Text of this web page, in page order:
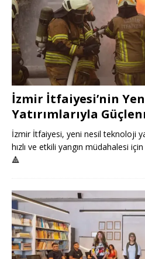
İzmir İtfaiyesi’nin
Yatırımlarıyla
İzmir İtfaiyesi, yeni nesil teknoloji
hızlı ve etkili yangın müdahalesi
🔺